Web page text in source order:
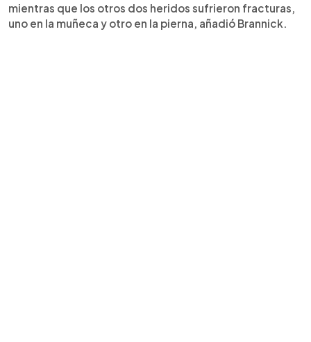
mientras que los otros dos heridos sufrieron fracturas,
uno en la muñeca y otro en la pierna, añadió Brannick.